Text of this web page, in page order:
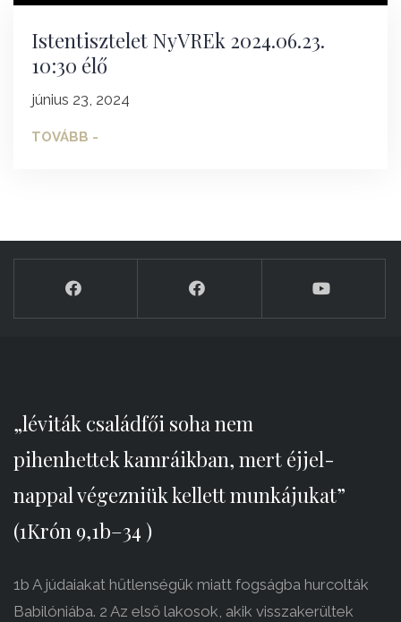
Istentisztelet NyVREk 2024.06.23.
10:30 élő
június 23, 2024
TOVÁBB -
„léviták családfői soha nem
pihenhettek kamráikban, mert éjjel-
nappal végezniük kellett munkájukat”
(1Krón 9,1b–34 )
1b A júdaiakat hűtlenségük miatt fogságba hurcolták
Babilóniába. 2 Az első lakosok, akik visszakerültek